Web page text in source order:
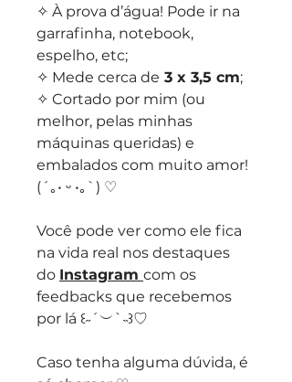
✧ À prova d’água! Pode ir na
garrafinha, notebook,
espelho, etc;
✧ Mede cerca de 3 x 3,5 cm;
✧ Cortado por mim (ou
melhor, pelas minhas
máquinas queridas) e
embalados com muito amor!
(´｡• ᵕ •｡`) ♡
Você pode ver como ele fica
na vida real nos destaques
do Instagram com os
feedbacks que recebemos
por lá ꒰˶´︶`˵꒱♡
Caso tenha alguma dúvida, é